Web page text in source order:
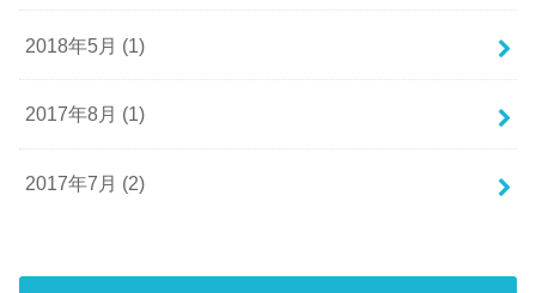
2018年5月 (1)
2017年8月 (1)
2017年7月 (2)